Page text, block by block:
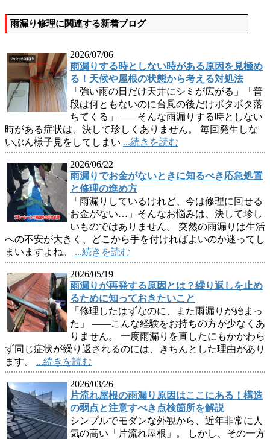
雨漏り修理に関連する新着ブログ
2026/07/06
雨漏りする時としない時がある原因を見極め
る！天候や屋根の状態から考える対処法
「強い雨の日だけ天井にシミが広がる」「普
段は何ともないのに台風の後だけポタポタ落
ちてくる」――そんな雨漏りする時としない
時がある症状は、決して珍しくありません。 毎回発生しな
いぶん様子見をしてしまい ...続きを読む
2026/06/22
雨漏りでお金がないときに知るべき応急処置
と修理の進め方
「雨漏りしているけれど、今は修理に回せる
お金がない…」そんなお悩みは、決して珍し
いものではありません。 突然の雨漏りは生活
への不安が大きく、どこから手を付ければよいのか迷ってし
まいますよね。 ...続きを読む
2026/05/19
雨漏りが再発する原因とは？繰り返しを止め
るために知っておきたいこと
「修理したはずなのに、また雨漏りが始まっ
た」 ——こんな経験をお持ちの方が少なくあ
りません。 一度雨漏りを直したにもかかわら
ず同じ症状が繰り返されるのには、きちんとした理由があり
ます。 ...続きを読む
2026/03/26
片流れ屋根の雨漏り原因はここにある！構造
の弱点と注意すべき点検箇所を解説
シンプルでモダンな外観から、近年非常に人
気の高い「片流れ屋根」。 しかし、その一方